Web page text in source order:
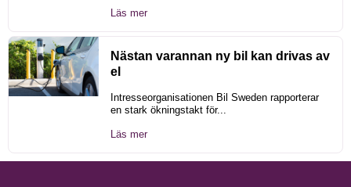
Läs mer
Nästan varannan ny bil kan drivas av
el
Intresseorganisationen Bil Sweden rapporterar
en stark ökningstakt för...
Läs mer